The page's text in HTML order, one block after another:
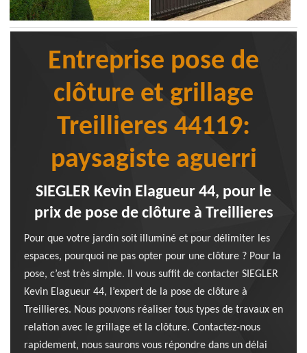
Entreprise pose de
clôture et grillage
Treillieres 44119:
paysagiste aguerri
SIEGLER Kevin Elagueur 44, pour le
prix de pose de clôture à Treillieres
Pour que votre jardin soit illuminé et pour délimiter les
espaces, pourquoi ne pas opter pour une clôture ? Pour la
pose, c’est très simple. Il vous suffit de contacter SIEGLER
Kevin Elagueur 44, l’expert de la pose de clôture à
Treillieres. Nous pouvons réaliser tous types de travaux en
relation avec le grillage et la clôture. Contactez-nous
rapidement, nous saurons vous répondre dans un délai